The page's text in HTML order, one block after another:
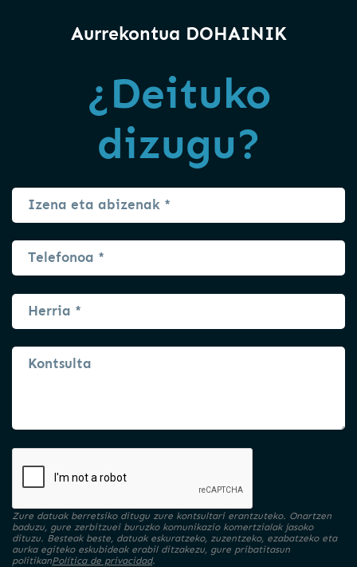
Aurrekontua DOHAINIK
¿Deituko
dizugu?
Zure datuak berretsiko ditugu zure kontsultari erantzuteko. Onartzen
baduzu, gure zerbitzuei buruzko komunikazio komertzialak jasoko
dituzu. Besteak beste, datuak eskuratzeko, zuzentzeko, ezabatzeko eta
aurka egiteko eskubideak erabil ditzakezu, gure pribatitasun
politikanPolítica de privacidad.